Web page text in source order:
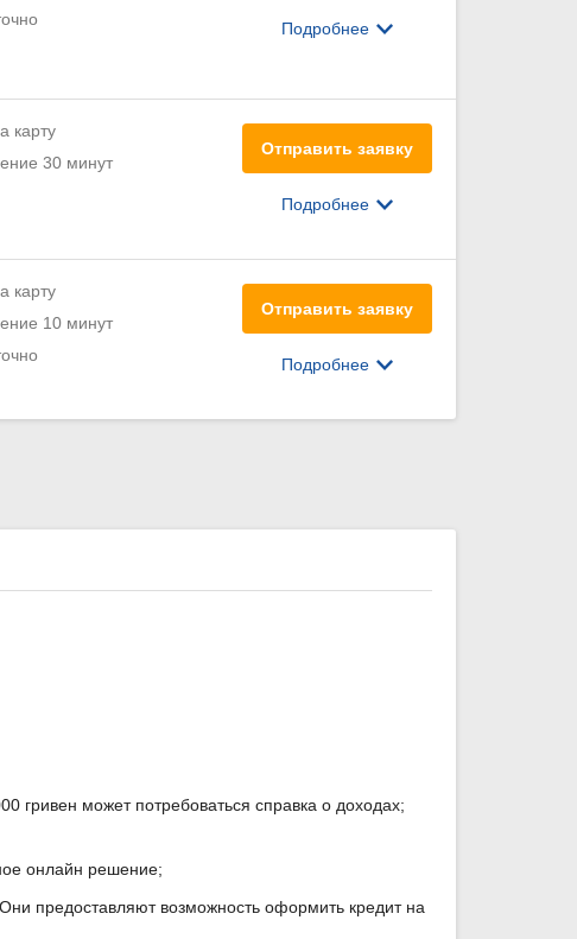
Подробнее
карту
30 минут
Отправить заявку
Подробнее
карту
10 минут
Отправить заявку
Подробнее
гривен может потребоваться справка о доходах;
онлайн решение;
предоставляют возможность оформить кредит на